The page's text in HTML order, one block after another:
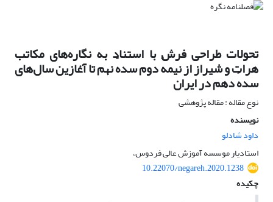
تحولات طراحی فرش با استناد به نگاره‌های مکاتب
هرات و شیراز از نیمهٔ دوم سدهٔ نهم تا آغازین سال‌های
سدهٔ دهم در ایران
نوع مقاله : مقاله پژوهشی
نویسنده
داود شادلو
استادیار موسسه آموزش عالی فردوس،
10.22070/negareh.2020.1238
چکیده